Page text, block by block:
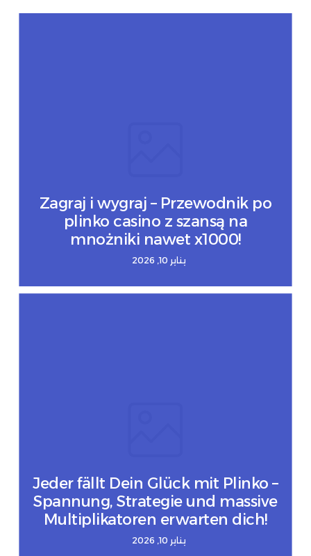
Zagraj i wygraj – Przewodnik po
plinko casino z szansą na
mnożniki nawet x1000!
يناير 10, 2026
Jeder fällt Dein Glück mit Plinko –
Spannung, Strategie und massive
Multiplikatoren erwarten dich!
يناير 10, 2026